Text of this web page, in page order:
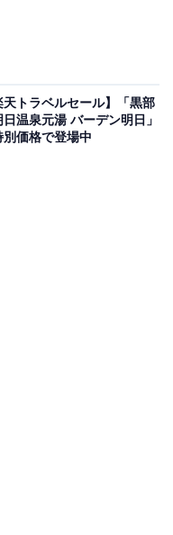
」は現在特別価格で
天トラベルセール】「黒部
日温泉元湯 バーデン明日」
別価格で登場中